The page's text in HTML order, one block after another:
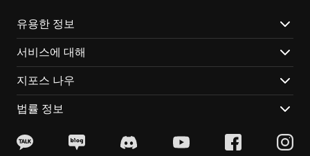
꿰어야 보배'라는 말처럼, 멍키 지식을 잘 활용해야 비로
소 전략이 완성됩니다.
Bloons TD 6의 매력적인 요소는 다음과 같습니다:
꾸준한 업데이트를 통해 새로운 원숭이, 신규 맵, 흥미진
각각 고유한 스킬과 업그레이드 트리를 가진 강력한 원숭
유용한 정보
서비스에 대해
지포스 나우
법률 정보